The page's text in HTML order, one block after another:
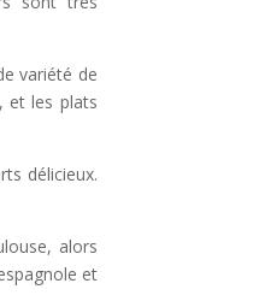
variété de
et les plats
délicieux.
alors
et